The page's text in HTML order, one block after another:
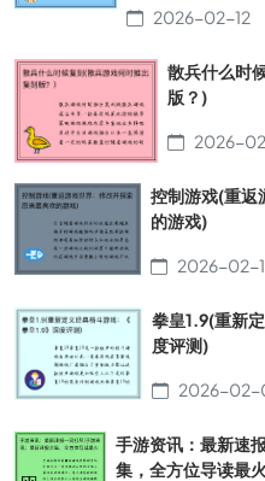
2026-02-12
散兵什么时
版？)
2026-
控制游戏(重返
的游戏)
2026-02-
拳皇1.9(重新
度评测)
2026-02-
手游资讯：最新速
集，全方位导读最